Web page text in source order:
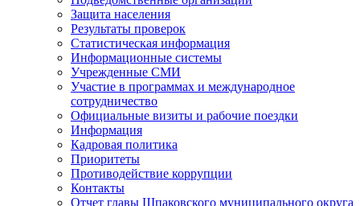
Защита населения
Результаты проверок
Статистическая информация
Информационные системы
Учрежденные СМИ
Участие в программах и международное
сотрудничество
Официальные визиты и рабочие поездки
Информация
Кадровая политика
Приоритеты
Противодействие коррупции
Контакты
Отчет главы Шпаковского муниципального округа